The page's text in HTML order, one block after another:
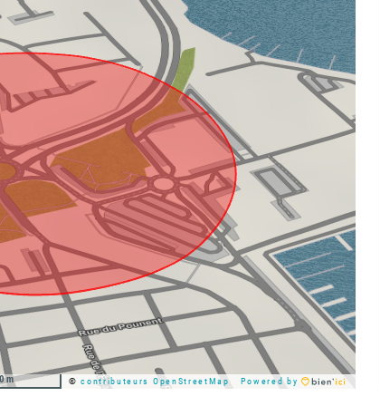
©contributeurs OpenStreetMap Powered by